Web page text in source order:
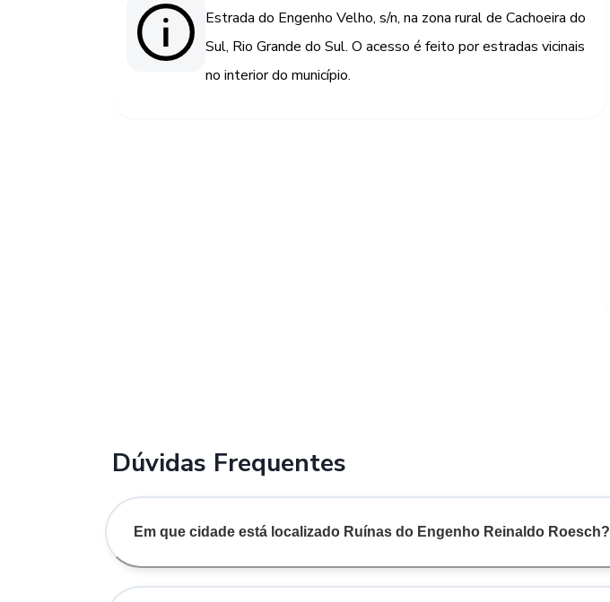
Estrada do Engenho Velho, s/n, na zona rural de Cachoeira do
Sul, Rio Grande do Sul. O acesso é feito por estradas vicinais
no interior do município.
Dúvidas Frequentes
Em que cidade está localizado Ruínas do Engenho Reinaldo Roesch?